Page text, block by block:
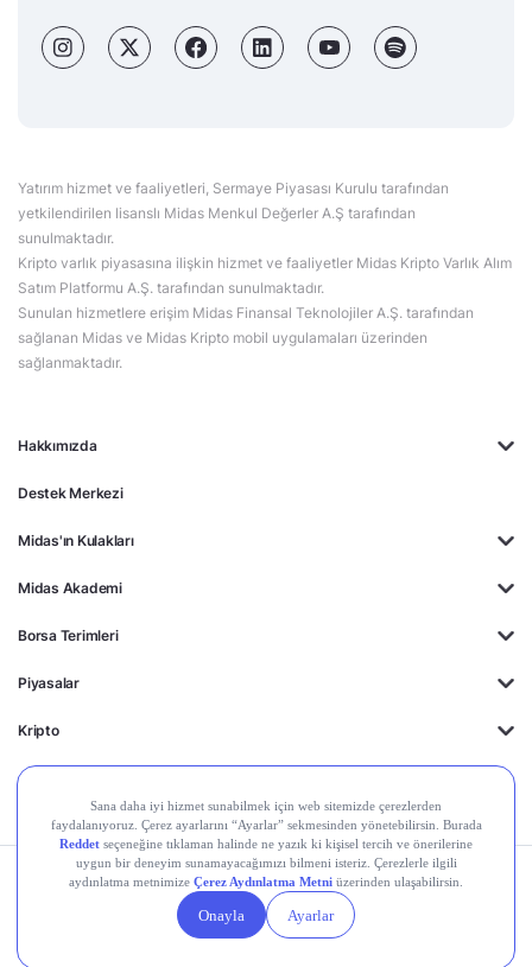
Hakkımızda
Destek Merkezi
Midas'ın Kulakları
Midas Akademi
Borsa Terimleri
Piyasalar
Kripto
Ayrıcalıklar
Yatırım hizmet ve faaliyetleri, Sermaye Piyasası Kurulu tarafından
yetkilendirilen lisanslı Midas Menkul Değerler A.Ş tarafından
sunulmaktadır.
Kripto varlık piyasasına ilişkin hizmet ve faaliyetler Midas Kripto Varlık Alım
Satım Platformu A.Ş. tarafından sunulmaktadır.
Sunulan hizmetlere erişim Midas Finansal Teknolojiler A.Ş. tarafından
sağlanan Midas ve Midas Kripto mobil uygulamaları üzerinden
sağlanmaktadır.
Kişisel Verilerin
Gizlilik
Politikası
Yasal
Duyurular
Çerez